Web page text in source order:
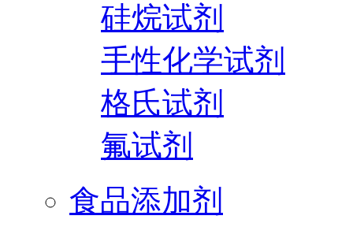
硅烷试剂
手性化学试剂
格氏试剂
氟试剂
食品添加剂